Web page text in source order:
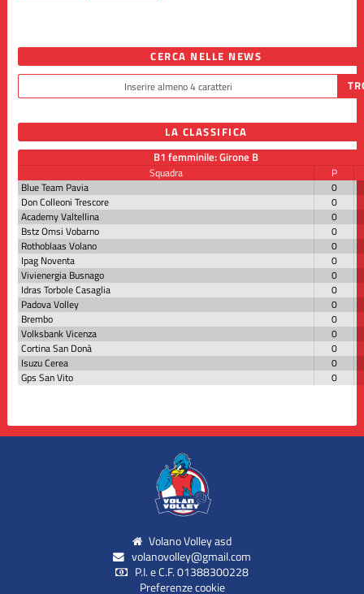
CERCA NELLE NEWS
LA CLASSIFICA
B1 femminile: Girone B
Squadra
P
Blue Team Pavia
0
Don Colleoni Trescore
0
Academy Valtellina
0
Bstz Omsi Vobarno
0
Rothoblaas Volano
0
Ipag Noventa
0
Vivienergia Busnago
0
Idras Torbole Casaglia
0
Padova Volley
0
Brembo
0
Volksbank Vicenza
0
Cortina San Donà
0
Isuzu Cerea
0
Gps San Vito
0
Volano Volley asd
volanovolley@gmail.com
P.I. e C.F. 01388300228
Preferenze cookie